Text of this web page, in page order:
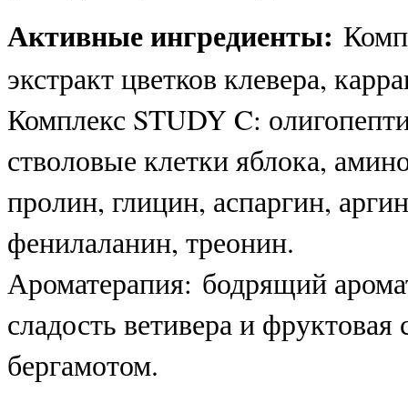
Активные ингредиенты:
экстракт цветков клевера,
Комплекс STUDY C:
стволовые клетки яблока,
пролин, глицин, аспаргин,
фенилаланин, треонин.
Ароматерапия: бодрящий
сладость ветивера и фруктовая
бергамотом.